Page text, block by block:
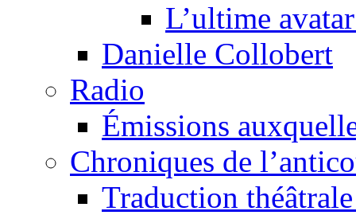
L’ultime
Danielle Collobert
Radio
Émissions
Chroniques de
Traduction